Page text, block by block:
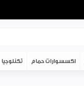
اكسسوارات حمام تكنلوجيا